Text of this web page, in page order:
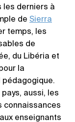
les derniers à
de Sierra
temps, les
de
du Libéria et
la
pédagogique.
aussi, les
connaissances
enseignants